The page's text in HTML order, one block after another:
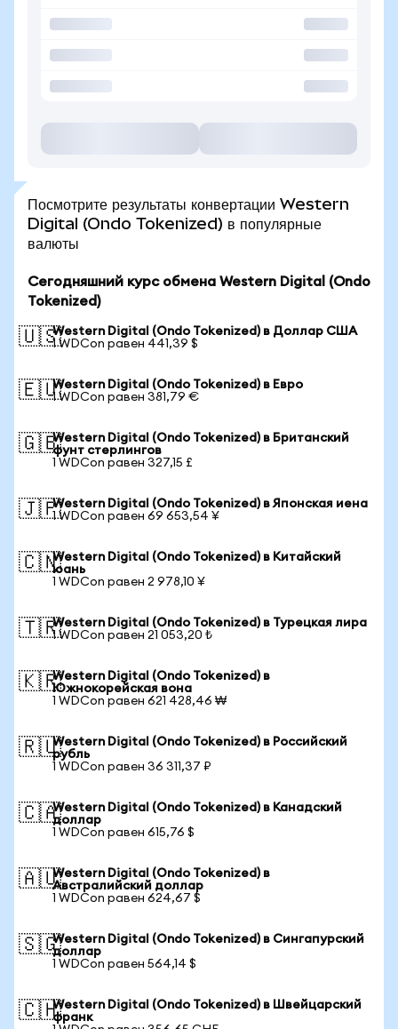
Посмотрите результаты конвертации Western
Digital (Ondo Tokenized) в популярные
валюты
Сегодняшний курс обмена Western Digital (Ondo
Tokenized)
🇺🇸Western Digital (Ondo Tokenized) в Доллар США
1 WDCon равен 441,39 $
🇪🇺Western Digital (Ondo Tokenized) в Евро
1 WDCon равен 381,79 €
🇬🇧Western Digital (Ondo Tokenized) в Британский
фунт стерлингов
1 WDCon равен 327,15 £
🇯🇵Western Digital (Ondo Tokenized) в Японская иена
1 WDCon равен 69 653,54 ¥
🇨🇳Western Digital (Ondo Tokenized) в Китайский
юань
1 WDCon равен 2 978,10 ¥
🇹🇷Western Digital (Ondo Tokenized) в Турецкая лира
1 WDCon равен 21 053,20 ₺
🇰🇷Western Digital (Ondo Tokenized) в
Южнокорейская вона
1 WDCon равен 621 428,46 ₩
🇷🇺Western Digital (Ondo Tokenized) в Российский
рубль
1 WDCon равен 36 311,37 ₽
🇨🇦Western Digital (Ondo Tokenized) в Канадский
доллар
1 WDCon равен 615,76 $
🇦🇺Western Digital (Ondo Tokenized) в
Австралийский доллар
1 WDCon равен 624,67 $
🇸🇬Western Digital (Ondo Tokenized) в Сингапурский
доллар
1 WDCon равен 564,14 $
🇨🇭Western Digital (Ondo Tokenized) в Швейцарский
франк